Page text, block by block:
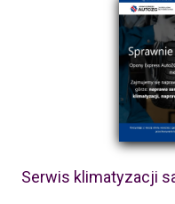
Serwis klimatyzacji